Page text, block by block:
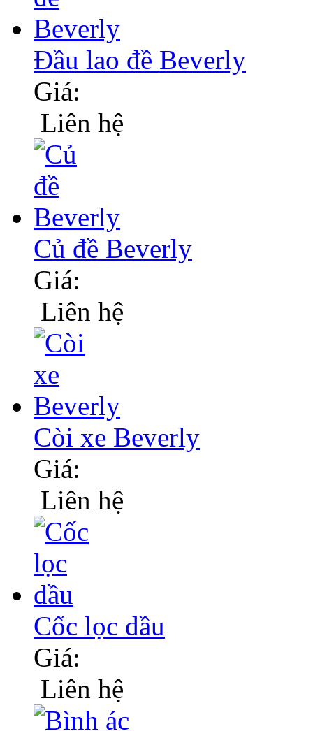
Đầu lao đề Beverly
Giá:
Liên hệ
Củ đề Beverly
Giá:
Liên hệ
Còi xe Beverly
Giá:
Liên hệ
Cốc lọc dầu
Giá:
Liên hệ